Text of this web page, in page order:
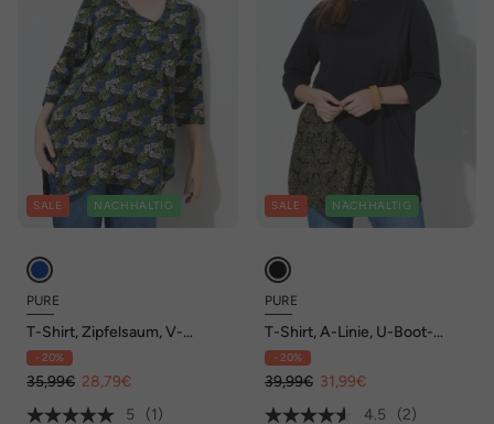
SALE NACHHALTIG
PURE
T-Shirt, Zipfelsaum, V-
Ausschnitt, 3/4-Arm,
Biobaumwolle
- 20%
35,99€ 28,79€
5
(1)
SALE NACHHALTIG
PURE
T-Shirt, A-Linie, U-Boot-
Ausschnitt, 3/4-Arm,
Biobaumwolle
- 20%
39,99€ 31,99€
4.5
(2)